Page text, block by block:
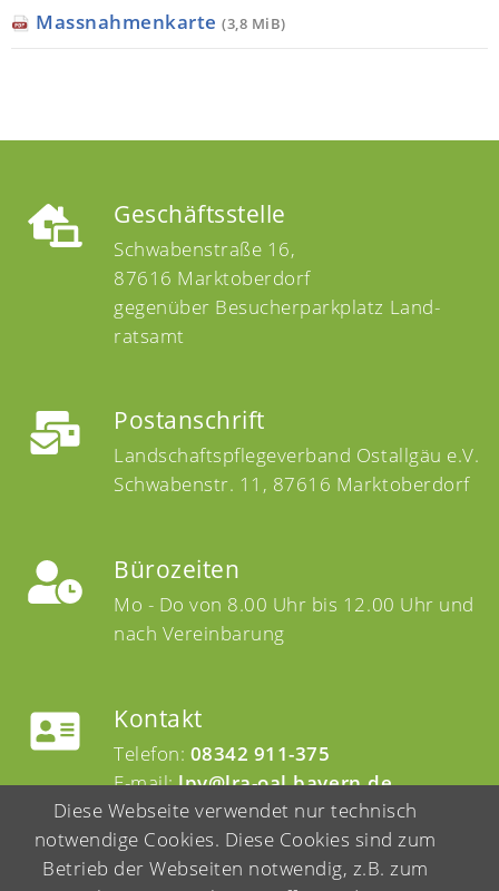
Massnahmenkarte(3,8 MiB)
Geschäftsstelle
Schwabenstraße 16,
87616 Marktoberdorf
gegen­über Besucher­parkplatz Land­
ratsamt
Postanschrift
Landschaftspflegeverband Ostallgäu e.V.
Schwabenstr. 11, 87616 Marktoberdorf
Bürozeiten
Mo - Do von 8.00 Uhr bis 12.00 Uhr und
nach Vereinbarung
Kontakt
Telefon: 08342 911-375
E-mail:lpv@lra-oal.bayern.de
Diese Webseite verwendet nur technisch
notwendige Cookies. Diese Cookies sind zum
Betrieb der Webseiten notwendig, z.B. zum